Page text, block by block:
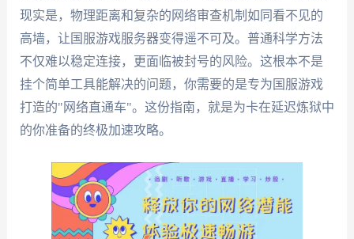
现实是，物理距离和复杂的网络审查机制如同看不见的
高墙，让国服游戏服务器变得遥不可及。普通科学方法
不仅难以稳定连接，更面临被封号的风险。这根本不是
挂个简单工具能解决的问题，你需要的是专为国服游戏
打造的"网络直通车"。这份指南，就是为卡在延迟炼狱中
的你准备的终极加速攻略。